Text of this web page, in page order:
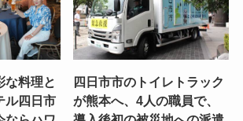
な料理と
ル四日市
四日市市のトイレトラック
が熊本へ、4人の職員で、